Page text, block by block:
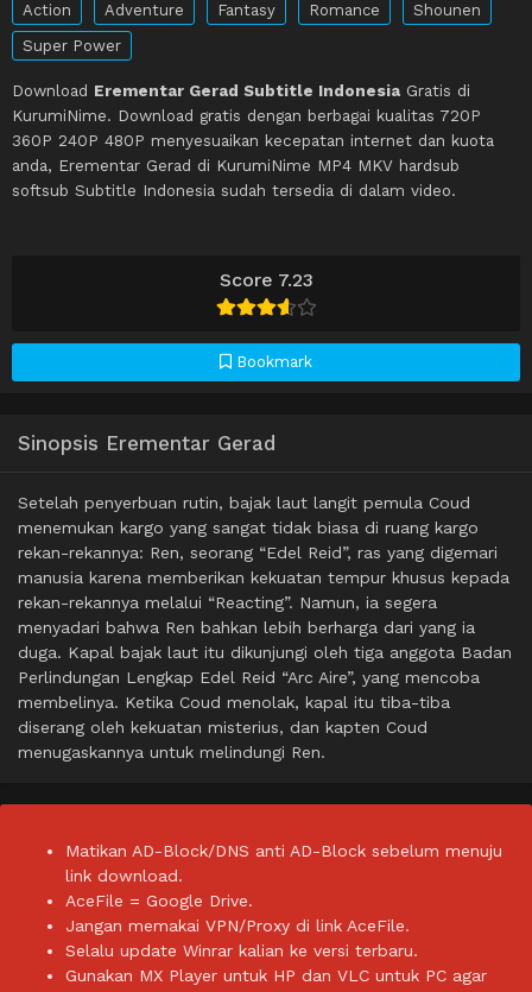
Score 7.23
Bookmark
Action Adventure Fantasy Romance
Shounen
Super Power
Download Erementar Gerad Subtitle Indonesia Gratis di
KurumiNime. Download gratis dengan berbagai kualitas 720P
360P 240P 480P menyesuaikan kecepatan internet dan kuota
anda, Erementar Gerad di KurumiNime MP4 MKV hardsub
softsub Subtitle Indonesia sudah tersedia di dalam video.
Sinopsis Erementar Gerad
Setelah penyerbuan rutin, bajak laut langit pemula Coud
menemukan kargo yang sangat tidak biasa di ruang kargo
rekan-rekannya: Ren, seorang “Edel Reid”, ras yang digemari
manusia karena memberikan kekuatan tempur khusus kepada
rekan-rekannya melalui “Reacting”. Namun, ia segera
menyadari bahwa Ren bahkan lebih berharga dari yang ia
duga. Kapal bajak laut itu dikunjungi oleh tiga anggota Badan
Perlindungan Lengkap Edel Reid “Arc Aire”, yang mencoba
membelinya. Ketika Coud menolak, kapal itu tiba-tiba
diserang oleh kekuatan misterius, dan kapten Coud
menugaskannya untuk melindungi Ren.
Matikan AD-Block/DNS anti AD-Block sebelum menuju
link download.
AceFile = Google Drive.
Jangan memakai VPN/Proxy di link AceFile.
Selalu update Winrar kalian ke versi terbaru.
Gunakan MX Player untuk HP dan VLC untuk PC agar